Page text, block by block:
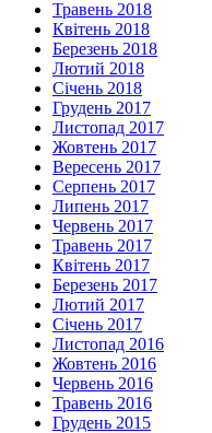
Травень 2018
Квітень 2018
Березень 2018
Лютий 2018
Січень 2018
Грудень 2017
Листопад 2017
Жовтень 2017
Вересень 2017
Серпень 2017
Липень 2017
Червень 2017
Травень 2017
Квітень 2017
Березень 2017
Лютий 2017
Січень 2017
Листопад 2016
Жовтень 2016
Червень 2016
Травень 2016
Грудень 2015